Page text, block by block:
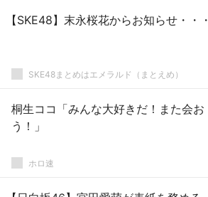
【SKE48】末永桜花からお知らせ・・・
SKE48まとめはエメラルド（まとえめ）
桐生ココ「みんな大好きだ！また会お
う！」
ホロ速